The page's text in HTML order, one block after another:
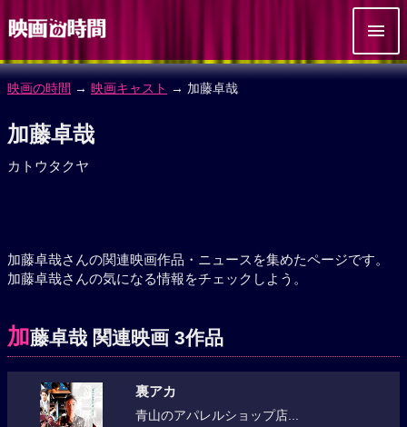
映画の時間 → 映画キャスト → 加藤卓哉
加藤卓哉
カトウタクヤ
加藤卓哉さんの関連映画作品・ニュースを集めたページです。
加藤卓哉さんの気になる情報をチェックしよう。
加藤卓哉 関連映画 3作品
裏アカ
青山のアパレルショップ店...